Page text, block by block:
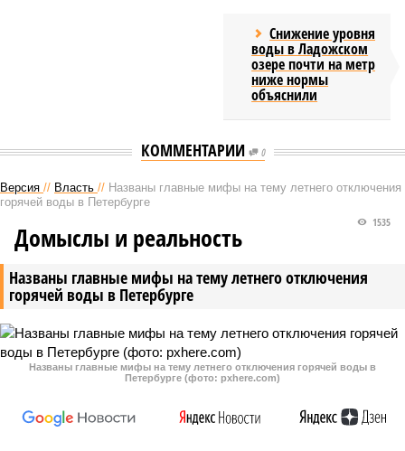
Снижение уровня
воды в Ладожском
озере почти на метр
ниже нормы
объяснили
КОММЕНТАРИИ 0
Версия // Власть // Названы главные мифы на тему летнего отключения
горячей воды в Петербурге
Названы главные мифы на тему летнего отключения
горячей воды в Петербурге
1535
Домыслы и реальность
Названы главные мифы на тему летнего отключения горячей воды в
Петербурге (фото: pxhere.com)